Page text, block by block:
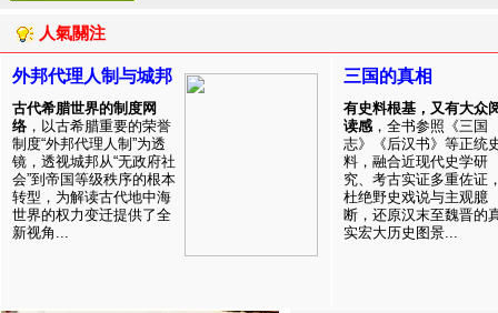
人氣關注
外邦代理人制与城邦
古代希腊世界的制度网
络 ，以古希腊重要的荣誉
制度“外邦代理人制”为透
镜，透视城邦从“无政府社
会”到帝国等级秩序的根本
转型，为解读古代地中海
世界的权力变迁提供了全
新视角...
三国的真相
有史料根基，又有大众
读感 ，全书参照《三国
志》《后汉书》等正统
料，融合近现代史学研
究、考古实证多重佐证
杜绝野史戏说与主观臆
断，还原汉末至魏晋的
实宏大历史图景...